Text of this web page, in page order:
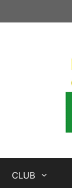
CLUB